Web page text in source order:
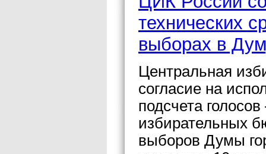
технических
выборах в
Центральная
согласие на
подсчета
избирательных
выборов Думы